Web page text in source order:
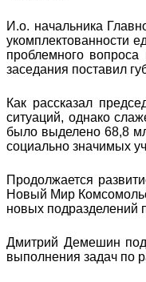
И.о. начальника
укомплектованности
проблемного
заседания поставил
Как рассказал
ситуаций, однако
было выделено 68,8
социально значимых
Продолжается
Новый Мир
новых подразделений
Дмитрий Демешин
выполнения задач по